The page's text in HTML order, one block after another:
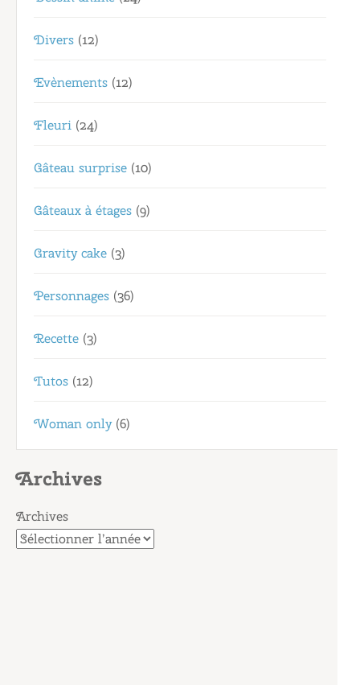
Divers (12)
Evènements (12)
Fleuri (24)
Gâteau surprise (10)
Gâteaux à étages (9)
Gravity cake (3)
Personnages (36)
Recette (3)
Tutos (12)
Woman only(6)
Archives
Archives